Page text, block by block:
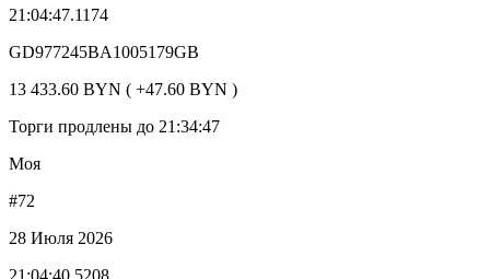
21:04:47.1174
GD977245BA1005179GB
13 433.60 BYN ( +47.60 BYN )
Торги продлены до 21:34:47
Моя
#72
28 Июля 2026